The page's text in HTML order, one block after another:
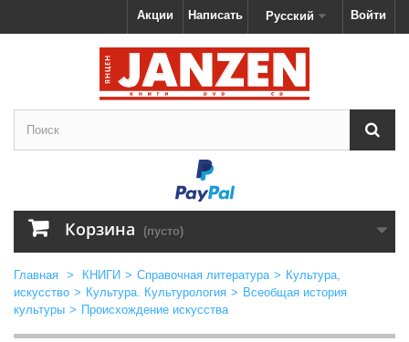
Войти
Русский
Написать
Акции
Корзина (пусто)
Главная > КНИГИ > Справочная литература > Культура,
искусство > Культура. Культурология > Всеобщая история
культуры > Происхождение искусства